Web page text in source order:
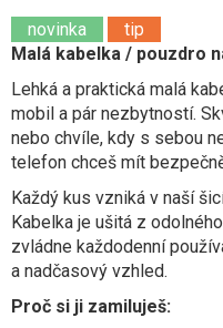
novinka
tip
Malá kabelka / pouzdro
Lehká a praktická malá
mobil a pár nezbytností.
nebo chvíle, kdy s sebou
telefon chceš mít
Každý kus vzniká v naší
Kabelka je ušitá z
zvládne každodenní
a nadčasový vzhled.
Proč si ji zamiluješ: